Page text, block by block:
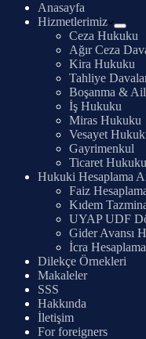
Anasayfa
Hizmetlerimiz
Ceza Hukuku
Ağır Ceza
Kira Hukuku
Tahliye
Boşanma &
İş Hukuku
Miras Hukuku
Vesayet
Gayrimenkul
Ticaret Hukuku
Hukuki Hesaplama
Faiz
Kıdem
UYAP UDF
Gider Avansı
İcra Hesaplama
Dilekçe Örnekleri
Makaleler
SSS
Hakkında
İletişim
For foreigners